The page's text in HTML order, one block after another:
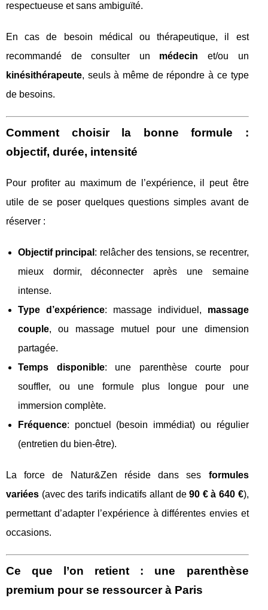
respectueuse et sans ambiguïté.
En cas de besoin médical ou thérapeutique, il est
recommandé de consulter un médecin et/ou un
kinésithérapeute, seuls à même de répondre à ce type
de besoins.
Comment choisir la bonne formule :
objectif, durée, intensité
Pour profiter au maximum de l’expérience, il peut être
utile de se poser quelques questions simples avant de
réserver :
Objectif principal : relâcher des tensions, se recentrer,
mieux dormir, déconnecter après une semaine
intense.
Type d’expérience: massage individuel, massage
couple, ou massage mutuel pour une dimension
partagée.
Temps disponible: une parenthèse courte pour
souffler, ou une formule plus longue pour une
immersion complète.
Fréquence: ponctuel (besoin immédiat) ou régulier
(entretien du bien-être).
La force de Natur&Zen réside dans ses formules
variées (avec des tarifs indicatifs allant de90 € à 640 €),
permettant d’adapter l’expérience à différentes envies et
occasions.
Ce que l’on retient : une parenthèse
premium pour se ressourcer à Paris